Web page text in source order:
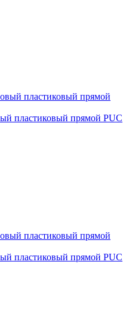
пластиковый прямой PUC
пластиковый прямой PUC